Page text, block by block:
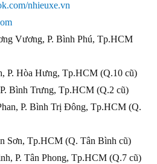
nhieuxe.vn
Vương, P. Bình Phú, Tp.HCM
P. Hòa Hưng, Tp.HCM (Q.10 cũ)
Bình Trưng, Tp.HCM (Q.2 cũ)
P. Bình Trị Đông, Tp.HCM (Q.
Sơn, Tp.HCM (Q. Tân Bình cũ)
P. Tân Phong, Tp.HCM (Q.7 cũ)